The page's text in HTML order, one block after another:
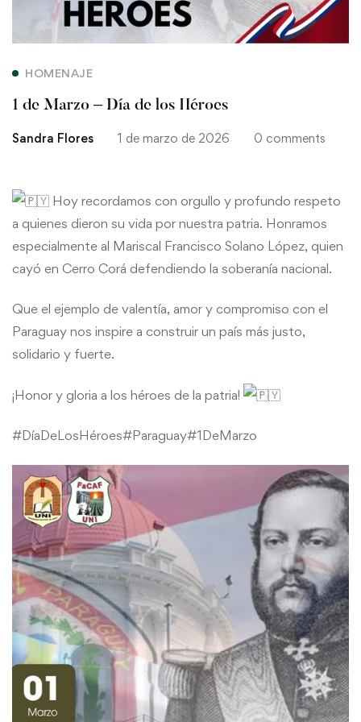
HOMENAJE
1 de Marzo – Día de los Héroes
Sandra Flores 1 de marzo de 2026 0 comments
Hoy recordamos con orgullo y profundo respeto
a quienes dieron su vida por nuestra patria. Honramos
especialmente al Mariscal Francisco Solano López, quien
cayó en Cerro Corá defendiendo la soberanía nacional.
Que el ejemplo de valentía, amor y compromiso con el
Paraguay nos inspire a construir un país más justo,
solidario y fuerte.
¡Honor y gloria a los héroes de la patria!
#DíaDeLosHéroes#Paraguay#1DeMarzo